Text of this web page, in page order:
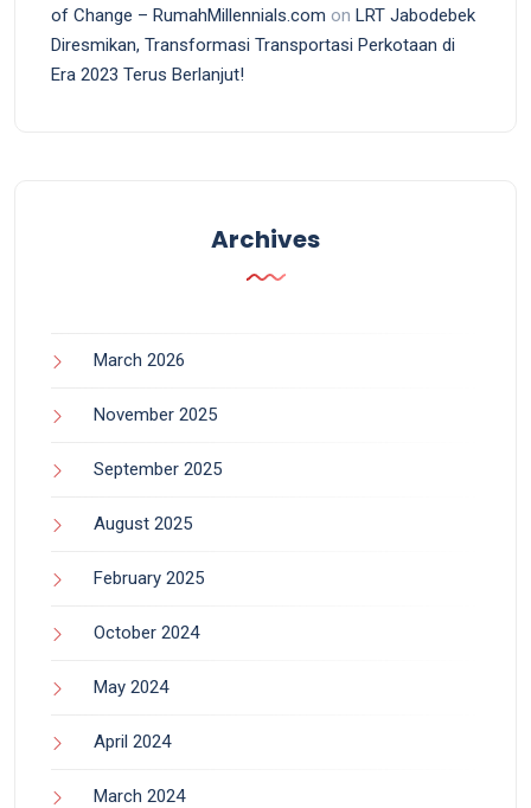
of Change – RumahMillennials.com on LRT Jabodebek
Diresmikan, Transformasi Transportasi Perkotaan di
Era 2023 Terus Berlanjut!
Archives
March 2026
November 2025
September 2025
August 2025
February 2025
October 2024
May 2024
April 2024
March 2024